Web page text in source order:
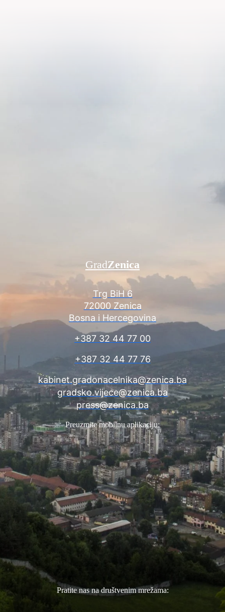
Trg BiH 6
72000 Zenica
Bosna i Hercegovina
+387 32 44 77 00
+387 32 44 77 76
kabinet.gradonacelnika@zenica.ba
gradsko.vijece@zenica.ba
press@zenica.ba
GradZenica
Preuzmite mobilnu aplikaciju:
Pratite nas na društvenim mrežama: